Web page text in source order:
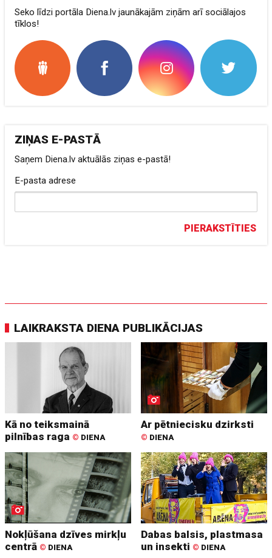
Seko līdzi portāla Diena.lv jaunākajām ziņām arī sociālajos
tīklos!
ZIŅAS E-PASTĀ
Saņem Diena.lv aktuālās ziņas e-pastā!
E-pasta adrese
PIERAKSTĪTIES
LAIKRAKSTA DIENA PUBLIKĀCIJAS
Kā no teiksmainā
pilnības raga © DIENA
Ar pētniecisku dzirksti
© DIENA
Nokļūšana dzīves mirkļu
centrā © DIENA
Dabas balsis, plastmasa
un insekti © DIENA